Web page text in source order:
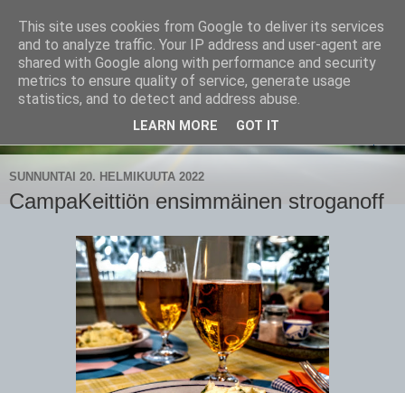
CampaSimpukka
kammen- ja kauhanpyöritystä
SUNNUNTAI 20. HELMIKUUTA 2022
CampaKeittiön ensimmäinen stroganoff
This site uses cookies from Google to deliver its services
and to analyze traffic. Your IP address and user-agent are
shared with Google along with performance and security
metrics to ensure quality of service, generate usage
statistics, and to detect and address abuse.
LEARN MORE GOT IT